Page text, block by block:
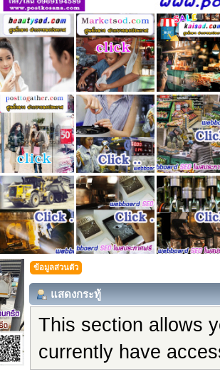
ข้อมูลส่วนตัว
แสดงกระทู้
This section allows
currently have